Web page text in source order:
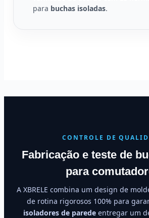
para buchas isoladas.
CONTROLE DE
Fabricação e teste de
para
A XBRELE combina um design de
de rotina rigorosos 100% para
isoladores de paredeentregar um